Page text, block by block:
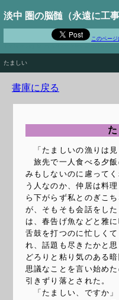
淡中 圏の脳髄（永遠に工事
このペー
たましい
書庫に戻る
「たましいの漁りは見
旅先で一人食べる夕飯
みもしないのに慮って
う人なのか、仲居は料
ら下がらず私とのぎこ
が、そもそも会話をし
は、春告げ魚などと雅
舌鼓を打つのに忙しく
れ、話題も尽きたかと
どろりと粘り気のある
思議なことを言い始め
引きずり落とされた。
「たましい、ですか」